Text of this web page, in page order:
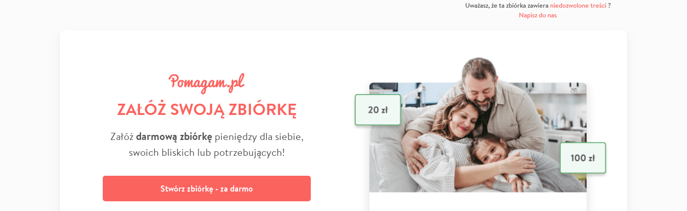
Uważasz, że ta zbiórka zawiera niedozwolone treści?
Napisz do nas
ZAŁÓŻ SWOJĄ ZBIÓRKĘ
Załóżdarmową zbiórkępieniędzy dla siebie,
swoich bliskich lub potrzebujących!
Stwórz zbiórkę - za darmo